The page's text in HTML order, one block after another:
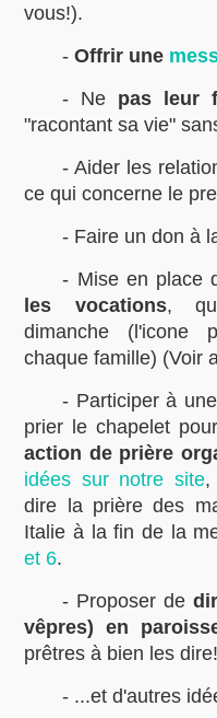
vous!).
-Offrir une
- Ne pas leur
"racontant sa vie"
- Aider les
ce qui concerne le
- Faire un don à
- Mise en place
les vocations,
dimanche (l'icone
chaque famille) (Voir
- Participer à
prier le chapelet
action de prière
idées sur notre site,
dire la prière des
Italie à la fin de la
et 6.
- Proposer de
vêpres) en
prêtres à bien les dire!
- ...et d'autres